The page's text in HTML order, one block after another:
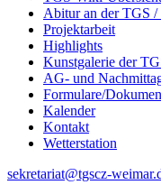
Abitur an der TGS /
Projektarbeit
Highlights
Kunstgalerie der
AG- und
Formulare/
Kalender
Kontakt
Wetterstation
sekretariat@tgscz-